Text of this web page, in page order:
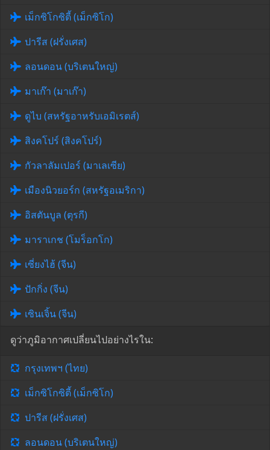
เม็กซิโกซิตี้ (เม็กซิโก)
ปารีส (ฝรั่งเศส)
ลอนดอน (บริเตนใหญ่)
มาเก๊า (มาเก๊า)
ดูไบ (สหรัฐอาหรับเอมิเรตส์)
สิงคโปร์ (สิงคโปร์)
กัวลาลัมเปอร์ (มาเลเซีย)
เมืองนิวยอร์ก (สหรัฐอเมริกา)
อิสตันบูล (ตุรกี)
มาราเกช (โมร็อกโก)
เซี่ยงไฮ้ (จีน)
ปักกิ่ง (จีน)
เซินเจิ้น (จีน)
ดูว่าภูมิอากาศเปลี่ยนไปอย่างไรใน:
กรุงเทพฯ (ไทย)
เม็กซิโกซิตี้ (เม็กซิโก)
ปารีส (ฝรั่งเศส)
ลอนดอน (บริเตนใหญ่)